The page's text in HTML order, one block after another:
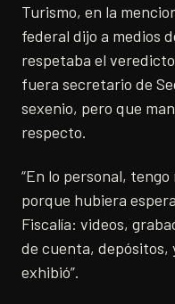
Turismo, en la
federal dijo a medios
respetaba el
fuera secretario de
sexenio, pero que
respecto.
“En lo personal,
porque hubiera
Fiscalía: videos,
de cuenta, depósitos,
exhibió”.